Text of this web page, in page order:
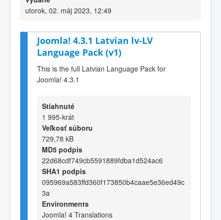
utorok, 02. máj 2023, 12:49
Joomla! 4.3.1 Latvian lv-LV
Language Pack (v1)
This is the full Latvian Language Pack for
Joomla! 4.3.1
Stiahnuté
1 995-krát
Veľkosť súboru
729,78 kB
MD5 podpis
22d68cdf749cb5591889fdba1d524ac6
SHA1 podpis
095969a583ffd360f173850b4caae5e36ed49c
3a
Environments
Joomla! 4 Translations